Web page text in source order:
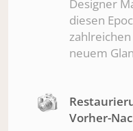
Designer
diesen
neuem
Vorher-